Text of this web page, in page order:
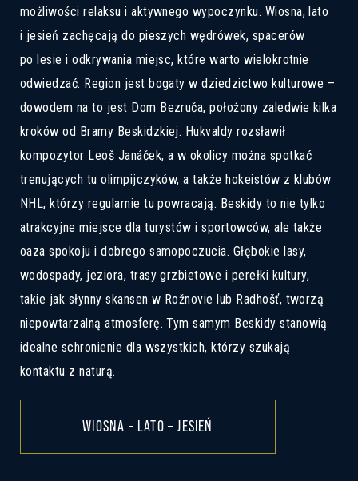
możliwości relaksu i aktywnego wypoczynku. Wiosna, lato
i jesień zachęcają do pieszych wędrówek, spacerów
po lesie i odkrywania miejsc, które warto wielokrotnie
odwiedzać. Region jest bogaty w dziedzictwo kulturowe –
dowodem na to jest Dom Bezruča, położony zaledwie kilka
kroków od Bramy Beskidzkiej. Hukvaldy rozsławił
kompozytor Leoš Janáček, a w okolicy można spotkać
trenujących tu olimpijczyków, a także hokeistów z klubów
NHL, którzy regularnie tu powracają. Beskidy to nie tylko
atrakcyjne miejsce dla turystów i sportowców, ale także
oaza spokoju i dobrego samopoczucia. Głębokie lasy,
wodospady, jeziora, trasy grzbietowe i perełki kultury,
takie jak słynny skansen w Rožnovie lub Radhošť, tworzą
niepowtarzalną atmosferę. Tym samym Beskidy stanowią
idealne schronienie dla wszystkich, którzy szukają
kontaktu z naturą.
WIOSNA – LATO – JESIEŃ
Zostaw nam swoje dane kontaktowe, a
nasi przedstawiciele handlowi
skontaktują się z Tobą ze szczegółowymi